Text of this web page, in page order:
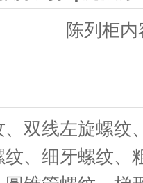
陈列柜内
双线左旋螺纹
、细牙螺纹、